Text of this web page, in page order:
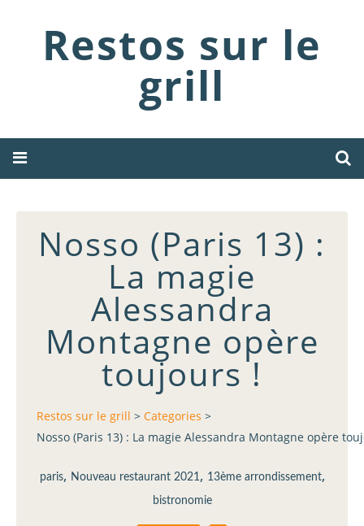
Restos sur le
grill
Nosso (Paris 13) :
La magie
Alessandra
Montagne opère
toujours !
Restos sur le grill > Categories >
Nosso (Paris 13) : La magie Alessandra Montagne opère
paris, Nouveau restaurant 2021 , 13ème arrondissement,
bistronomie